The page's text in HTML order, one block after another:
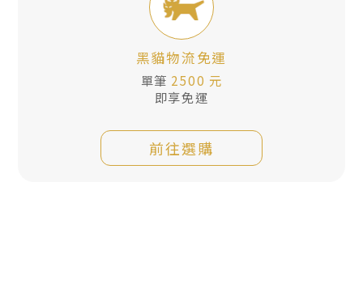
黑貓物流免運
單筆 2500 元
即享免運
前往選購